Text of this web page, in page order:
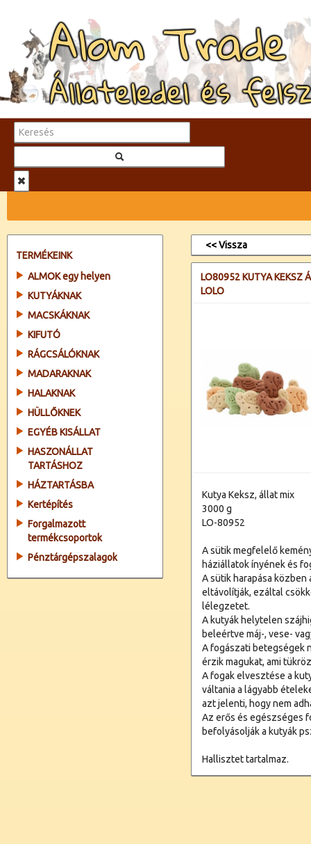
Alom Trade
Állateledel és
TERMÉKEINK
ALMOK egy helyen
KUTYÁKNAK
MACSKÁKNAK
KIFUTÓ
RÁGCSÁLÓKNAK
MADARAKNAK
HALAKNAK
HÜLLŐKNEK
EGYÉB KISÁLLAT
HASZONÁLLAT
TARTÁSHOZ
HÁZTARTÁSBA
Kertépítés
Forgalmazott
termékcsoportok
Pénztárgépszalagok
<< Vissza
LO80952 KUTYA KEKSZ
LOLO
Kutya Keksz, állat mix
3000 g
LO-80952
A sütik megfelelő
háziállatok ínyének és
A sütik harapása
eltávolítják, ezáltal
lélegzetet.
A kutyák helytelen
beleértve máj-, vese-
A fogászati betegségek
érzik magukat, ami
A fogak elvesztése a
váltania a lágyabb
azt jelenti, hogy nem
Az erős és egészséges
befolyásolják a kutyák
Hallisztet tartalmaz.